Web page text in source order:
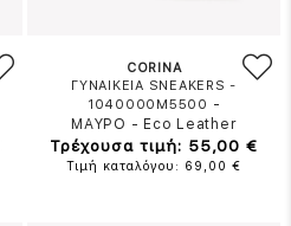
CORINA
ΓΥΝΑΙΚΕΙΑ SNEAKERS -
1040000M5500 -
ΜΑΥΡΟ - Eco Leather
Τρέχουσα τιμή: 55,00 €
Τιμή καταλόγου: 69,00 €